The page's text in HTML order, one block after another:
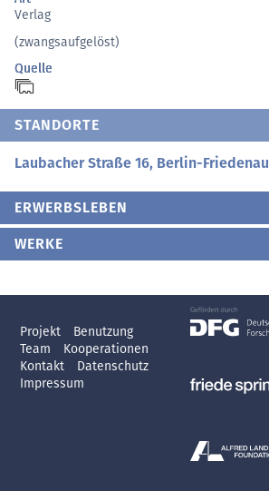
Verlag
(zwangsaufgelöst)
Quelle
STANDORTE
Laubacher Straße 16, Berlin-Friedenau
ERWERBSLEBEN
WERKE
Projekt
Benutzung
Team
Kooperationen
Kontakt
Datenschutz
Impressum